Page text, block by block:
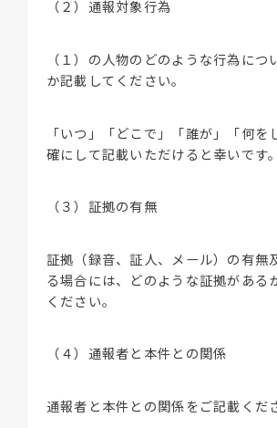
（２）通報対象行為
（１）の人物のどのような行為につ
か記載してください。
「いつ」「どこで」「誰が」「何を
確にして記載いただけると幸いです。
（３）証拠の有無
証拠（録音、証人、メール）の有無
る場合には、どのような証拠がある
ください。
（４）通報者と本件との関係
通報者と本件との関係をご記載くだ